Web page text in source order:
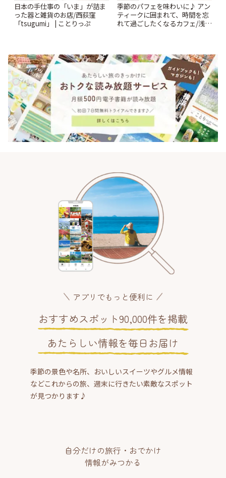
日本の手仕事の「いま」が詰ま
った器と雑貨のお店/西荻窪
「tsugumi」 | ことりっぷ
季節のパフェを味わいに♪ アン
ティークに囲まれて、時間を忘
れて過ごしたくなるカフェ/浅草
アプリでもっと便利に
おすすめスポット90,000件を掲載
あたらしい情報を毎日お届け
季節の景色や名所、おいしいスイーツやグルメ情報
などこれからの旅、週末に行きたい素敵なスポット
が見つかります♪
自分だけの旅行・おでかけ
情報がみつかる